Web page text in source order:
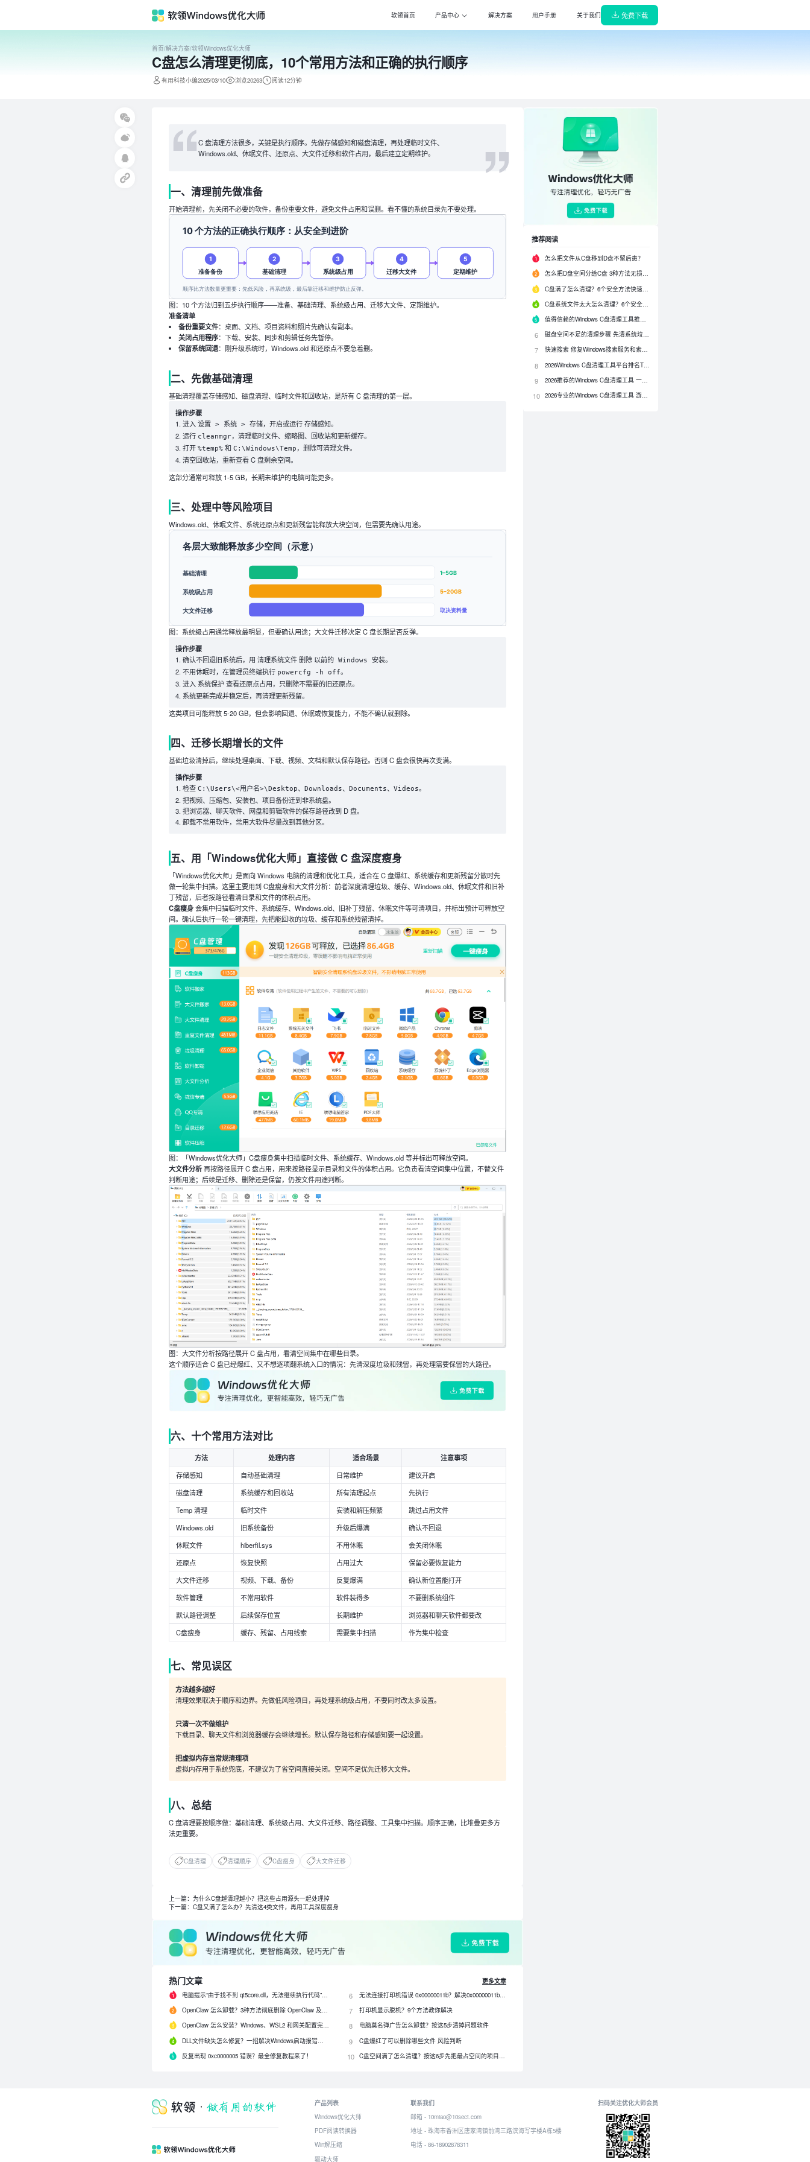
软领首页 产品中心
专注解决电脑异常，轻巧无广告
打印机驱动修复大师
全面诊断，智能修复，一键搜索安装驱动
专家团队，快速远程解决各类问题，高效省心
万能影音播放器，杜比音效极致体验
自动化本地部署，真有用龙虾机器人即刻上岗
DS一键部署大师
自动化本地部署DeepSeek,即刻拥有专属AI
解决方案 用户手册 关于我们 免费下载
首页/解决方案/软领Windows优化大师
C盘怎么清理更彻底，10个常用方法和正确的执行顺序
有用科技小编2025/03/10 浏览20263 阅读12分钟
C 盘清理方法很多，关键是执行顺序。先做存储感知和磁盘清理，再处理临时文件、
Windows.old、休眠文件、还原点、大文件迁移和软件占用，最后建立定期维护。
一、清理前先做准备
开始清理前，先关闭不必要的软件，备份重要文件，避免文件占用和误删。看不懂的系统目录先不要处理。
图：10 个方法归到五步执行顺序——准备、基础清理、系统级占用、迁移大文件、定期维护。
准备清单
备份重要文件：桌面、文档、项目资料和照片先确认有副本。
关闭占用程序：下载、安装、同步和剪辑任务先暂停。
保留系统回退：刚升级系统时，Windows.old 和还原点不要急着删。
二、先做基础清理
基础清理覆盖存储感知、磁盘清理、临时文件和回收站，是所有 C 盘清理的第一层。
操作步骤
进入 设置 > 系统 > 存储，开启或运行 存储感知。
运行 cleanmgr，清理临时文件、缩略图、回收站和更新缓存。
打开 %temp%和 C:\Windows\Temp ，删除可清理文件。
清空回收站，重新查看 C 盘剩余空间。
这部分通常可释放 1-5 GB，长期未维护的电脑可能更多。
三、处理中等风险项目
Windows.old、休眠文件、系统还原点和更新残留能释放大块空间，但需要先确认用途。
图：系统级占用通常释放最明显，但要确认用途；大文件迁移决定 C 盘长期是否反弹。
操作步骤
确认不回退旧系统后，用 清理系统文件删除 以前的 Windows 安装。
不用休眠时，在管理员终端执行 powercfg -h off。
进入 系统保护查看还原点占用，只删除不需要的旧还原点。
系统更新完成并稳定后，再清理更新残留。
这类项目可能释放 5-20 GB，但会影响回退、休眠或恢复能力，不能不确认就删除。
四、迁移长期增长的文件
基础垃圾清掉后，继续处理桌面、下载、视频、文档和默认保存路径。否则 C 盘会很快再次变满。
操作步骤
检查 C:\Users\<用户名>\Desktop、 Downloads、 Documents、 Videos。
把视频、压缩包、安装包、项目备份迁到非系统盘。
把浏览器、聊天软件、网盘和剪辑软件的保存路径改到 D 盘。
卸载不常用软件，常用大软件尽量改到其他分区。
五、用「Windows优化大师」直接做 C 盘深度瘦身
「Windows优化大师」是面向 Windows 电脑的清理和优化工具，适合在 C 盘爆红、系统缓存和更新残留分散时先
做一轮集中扫描。这里主要用到 C盘瘦身和大文件分析：前者深度清理垃圾、缓存、Windows.old、休眠文件和旧补
丁残留，后者按路径看清目录和文件的体积占用。
C盘瘦身会集中扫描临时文件、系统缓存、Windows.old、旧补丁残留、休眠文件等可清项目，并标出预计可释放空
间。确认后执行一轮一键清理，先把能回收的垃圾、缓存和系统残留清掉。
图：「Windows优化大师」C盘瘦身集中扫描临时文件、系统缓存、Windows.old 等并标出可释放空间。
大文件分析再按路径展开 C 盘占用，用来按路径显示目录和文件的体积占用。它负责看清空间集中位置，不替文件
判断用途；后续是迁移、删除还是保留，仍按文件用途判断。
图：大文件分析按路径展开 C 盘占用，看清空间集中在哪些目录。
这个顺序适合 C 盘已经爆红、又不想逐项翻系统入口的情况：先清深度垃圾和残留，再处理需要保留的大路径。
六、十个常用方法对比
方法 处理内容 适合场景
注意事项
存储感知
自动基础清理 日常维护
建议开启
磁盘清理
系统缓存和回收站 所有清理起点
先执行
Temp 清理
临时文件 安装和解压频繁
跳过占用文件
Windows.old
旧系统备份 升级后爆满
确认不回退
休眠文件
hiberfil.sys 不用休眠
会关闭休眠
还原点
恢复快照 占用过大
保留必要恢复能力
大文件迁移
视频、下载、备份 反复爆满
确认新位置能打开
软件管理
不常用软件 软件装得多
不要删系统组件
默认路径调整
后续保存位置 长期维护
浏览器和聊天软件都要改
C盘瘦身
缓存、残留、占用线索 需要集中扫描 作为集中检查
七、常见误区
方法越多越好
清理效果取决于顺序和边界。先做低风险项目，再处理系统级占用，不要同时改太多设置。
只清一次不做维护
下载目录、聊天文件和浏览器缓存会继续增长。默认保存路径和存储感知要一起设置。
把虚拟内存当常规清理项
虚拟内存用于系统兜底，不建议为了省空间直接关闭。空间不足优先迁移大文件。
八、总结
C 盘清理要按顺序做：基础清理、系统级占用、大文件迁移、路径调整、工具集中扫描。顺序正确，比堆叠更多方
法更重要。
C盘清理 清理顺序 C盘瘦身 大文件迁移
上一篇：为什么C盘越清理越小？把这些占用源头一起处理掉
下一篇：C盘又满了怎么办？先清这4类文件，再用工具深度瘦身
热门文章
更多文章
电脑提示“由于找不到 qt5core.dll，无法继续执行代码”？4 招快速修复！
OpenClaw 怎么卸载？3种方法彻底删除 OpenClaw 及残留数据
OpenClaw 怎么安装？Windows、WSL2 和网关配置完整教程
DLL文件缺失怎么修复？一招解决Windows启动报错问题！
反复出现 0xc0000005 错误？最全修复教程来了！
6 无法连接打印机错误 0x00000011b？解决0x00000011b错误的5种方法
7 打印机显示脱机？9个方法教你解决
8 电脑莫名弹广告怎么卸载？按这5步清掉问题软件
9 C盘爆红了可以删除哪些文件 风险判断
10
推荐阅读
怎么把文件从C盘移到D盘不留后患？
怎么把D盘空间分给C盘 3种方法无损扩容
C盘满了怎么清理？6个安全方法快速释放空间
C盘系统文件太大怎么清理？6个安全释放空间的方法
值得信赖的Windows C盘清理工具推荐 附实测对比
6 磁盘空间不足的清理步骤 先清系统垃圾再调整存储与分区
7 快速搜索 修复Windows搜索服务和索引，解决搜不到文件
8 2026Windows C盘清理工具平台排名TOP5实力拆解
9 2026推荐的Windows C盘清理工具 一键清理
10 2026专业的Windows C盘清理工具 游戏用户专属选型
产品列表
Windows优化大师
PDF阅读转换器
Win解压缩
驱动大师
联系我们
邮箱 - 10miao@10sect.com
地址 - 珠海市香洲区唐家湾镇前湾三路滨海写字楼A栋5楼
电话 - 86-18902878311
扫码关注优化大师会员